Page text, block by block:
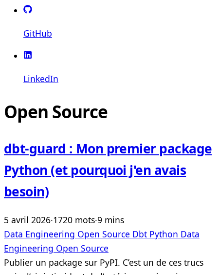
GitHub
LinkedIn
Open Source
dbt-guard : Mon premier package
Python (et pourquoi j'en avais
besoin)
5 avril 2026·1720 mots·9 mins
Data Engineering Open Source Dbt Python Data
Engineering Open Source
Publier un package sur PyPI. C’est un de ces trucs